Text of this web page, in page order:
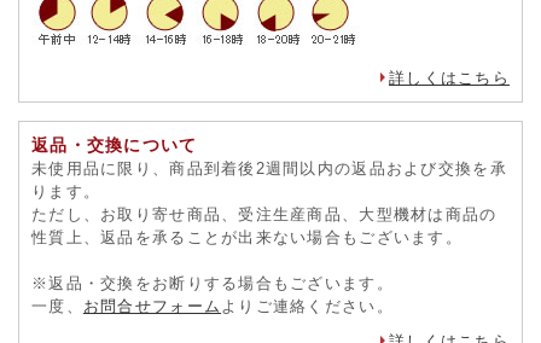
受注生産の商品の納期につきましては、別途ご連絡させてい
ただきます。
未使用品に限り、商品到着後2週間以内の返品および交換を承
ります。
ただし、お取り寄せ商品、受注生産商品、大型機材は商品の